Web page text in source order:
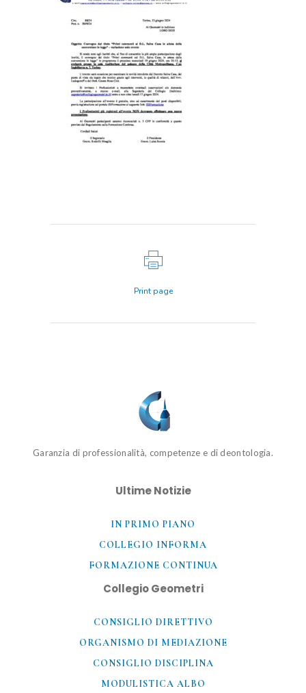
Print page
Garanzia di professionalità, competenze e di deontologia.
Ultime Notizie
IN PRIMO PIANO
COLLEGIO INFORMA
FORMAZIONE CONTINUA
Collegio Geometri
CONSIGLIO DIRETTIVO
ORGANISMO DI MEDIAZIONE
CONSIGLIO DISCIPLINA
MODULISTICA ALBO